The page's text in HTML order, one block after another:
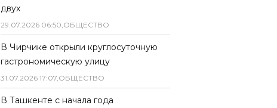
двух
29.07.2026 06:50,ОБЩЕСТВО
В Чирчике открыли круглосуточную
гастрономическую улицу
31.07.2026 17:07,ОБЩЕСТВО
В Ташкенте с начала года